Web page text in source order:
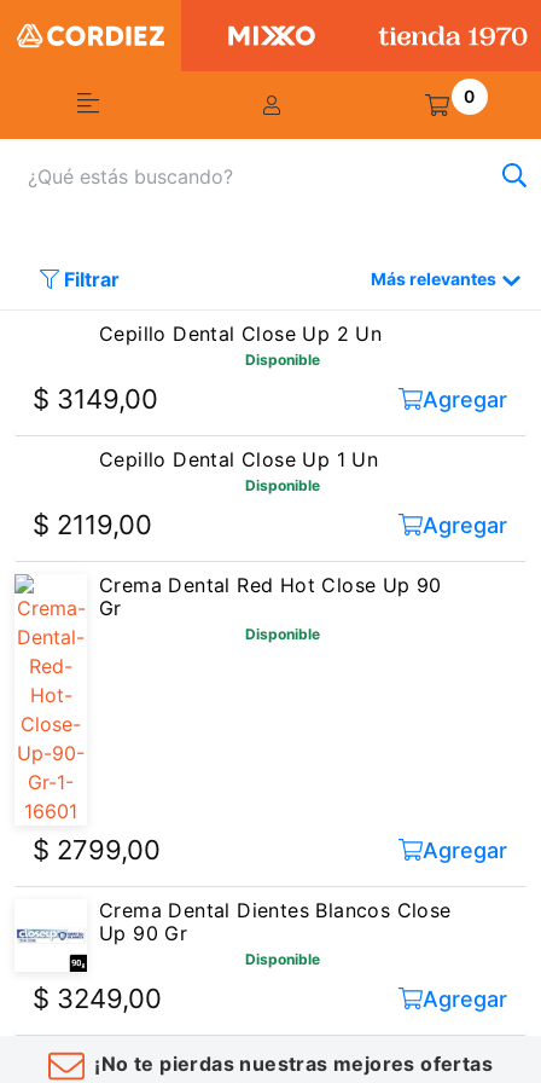
0
Filtrar Más relevantes
Cepillo Dental Close Up 2 Un
Disponible
$ 3149,00 Agregar
Cepillo Dental Close Up 1 Un
Disponible
$ 2119,00 Agregar
Crema Dental Red Hot Close Up 90
Gr
Disponible
$ 2799,00 Agregar
Crema Dental Dientes Blancos Close
Up 90 Gr
Disponible
$ 3249,00 Agregar
¡No te pierdas nuestras mejores ofertas